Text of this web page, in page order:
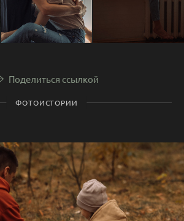
Поделиться ссылкой
ФОТОИСТОРИИ